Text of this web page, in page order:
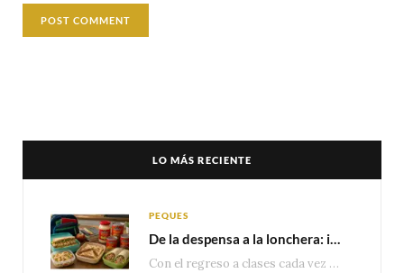
LO MÁS RECIENTE
PEQUES
De la despensa a la lonchera: ideas rápidas para el regreso a clases
Con el regreso a clases cada vez más cerca, las familias comienzan a reorganizar horarios,…